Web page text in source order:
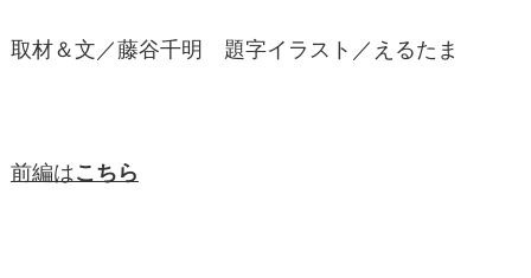
取材＆文／藤谷千明 題字イラスト／えるたま
前編はこちら